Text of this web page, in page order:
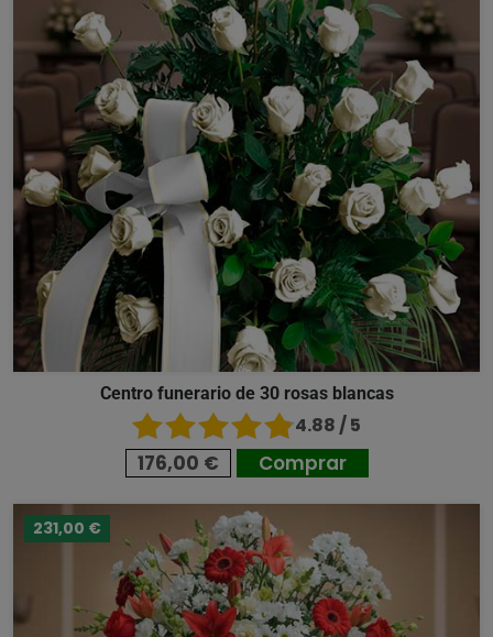
Centro funerario de 30 rosas blancas
4.88 / 5
176,00 € Comprar
231,00 €